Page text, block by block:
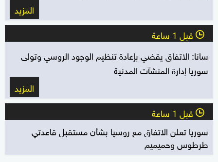
المزيد
l قبل 1 ساعة
سانا: الاتفاق يقضي بإعادة تنظيم الوجود الروسي ‏وتولى
سوريا إدارة المنشآت المدنية
المزيد
l قبل 1 ساعة
سوريا تعلن الاتفاق مع روسيا بشأن مستقبل قاعدتي
طرطوس وحميميم